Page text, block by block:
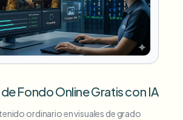
Fondo Online Gratis con IA
ordinario en visuales de grado